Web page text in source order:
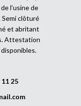
l’usine de
Semi clôturé
et abritant
Attestation
25